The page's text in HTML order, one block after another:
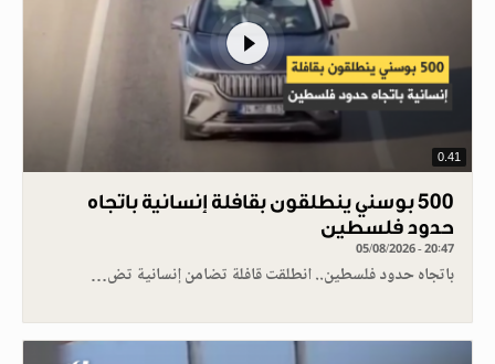
0.41
500 بوسني ينطلقون بقافلة إنسانية باتجاه
حدود فلسطين
05/08/2026 - 20:47
باتجاه حدود فلسطين.. انطلقت قافلة تضامن إنسانية تض…